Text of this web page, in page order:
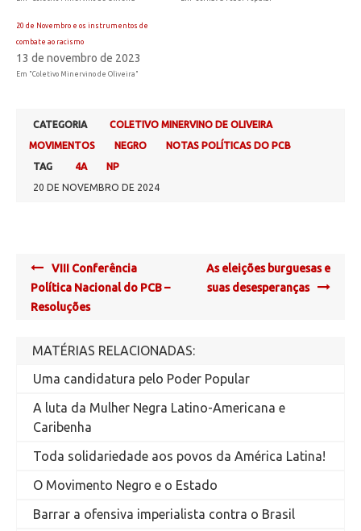
20 de Novembro e os instrumentos de
combate ao racismo
13 de novembro de 2023
Em "Coletivo Minervino de Oliveira"
CATEGORIA
COLETIVO MINERVINO DE OLIVEIRA
MOVIMENTOS
NEGRO
NOTAS POLÍTICAS DO PCB
TAG
4A
NP
20 DE NOVEMBRO DE 2024
Post
navigation
VIII Conferência
Política Nacional do PCB –
Resoluções
As eleições burguesas e
suas desesperanças
MATÉRIAS RELACIONADAS:
Uma candidatura pelo Poder Popular
A luta da Mulher Negra Latino-Americana e
Caribenha
Toda solidariedade aos povos da América Latina!
O Movimento Negro e o Estado
Barrar a ofensiva imperialista contra o Brasil